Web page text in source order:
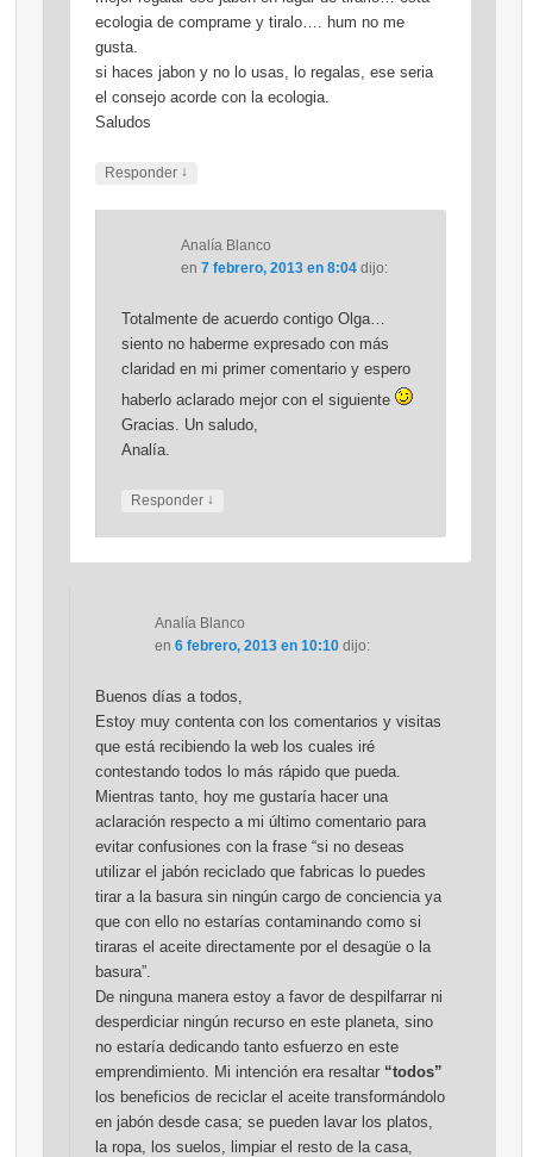
ecologia de comprame y tiralo…. hum no me
gusta.
si haces jabon y no lo usas, lo regalas, ese seria
el consejo acorde con la ecologia.
Saludos
Responder ↓
Analía Blanco
en 7 febrero, 2013 en 8:04 dijo:
Totalmente de acuerdo contigo Olga…
siento no haberme expresado con más
claridad en mi primer comentario y espero
haberlo aclarado mejor con el siguiente
Gracias. Un saludo,
Analía.
Responder ↓
Analía Blanco
en 6 febrero, 2013 en 10:10 dijo:
Buenos días a todos,
Estoy muy contenta con los comentarios y visitas
que está recibiendo la web los cuales iré
contestando todos lo más rápido que pueda.
Mientras tanto, hoy me gustaría hacer una
aclaración respecto a mi último comentario para
evitar confusiones con la frase “si no deseas
utilizar el jabón reciclado que fabricas lo puedes
tirar a la basura sin ningún cargo de conciencia ya
que con ello no estarías contaminando como si
tiraras el aceite directamente por el desagüe o la
basura”.
De ninguna manera estoy a favor de despilfarrar ni
desperdiciar ningún recurso en este planeta, sino
no estaría dedicando tanto esfuerzo en este
emprendimiento. Mi intención era resaltar “todos”
los beneficios de reciclar el aceite transformándolo
en jabón desde casa; se pueden lavar los platos,
la ropa, los suelos, limpiar el resto de la casa,